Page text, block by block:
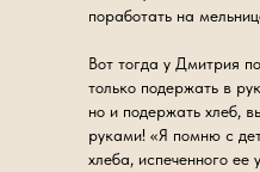
поработать на
Вот тогда у Дмитрия
только подержать в
но и подержать хлеб,
руками! «Я помню с
хлеба, испеченного